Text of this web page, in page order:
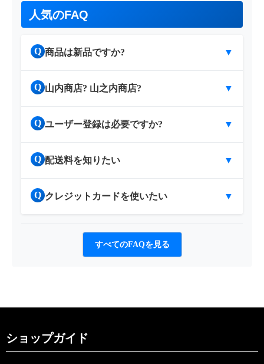
人気のFAQ
Q 商品は新品ですか? ▼
Q 山内商店? 山之内商店? ▼
Q ユーザー登録は必要ですか? ▼
Q 配送料を知りたい ▼
Q クレジットカードを使いたい ▼
すべてのFAQを見る
ショップガイド